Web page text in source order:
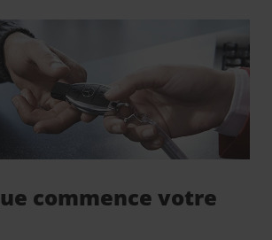
commence votre